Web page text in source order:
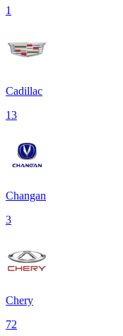
1
Cadillac
13
Changan
3
Chery
72